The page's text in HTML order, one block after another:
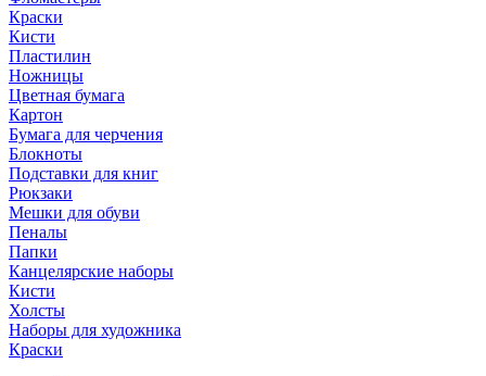
Краски
Кисти
Пластилин
Ножницы
Цветная бумага
Картон
Бумага для черчения
Блокноты
Подставки для книг
Рюкзаки
Мешки для обуви
Пеналы
Папки
Канцелярские наборы
Кисти
Холсты
Наборы для художника
Краски